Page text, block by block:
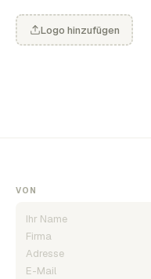
Logo hinzufügen
VON